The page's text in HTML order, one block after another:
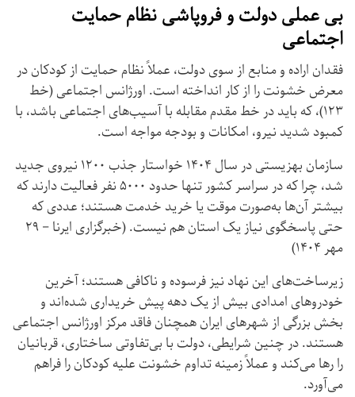
بی عملی دولت و فروپاشی نظام حمایت
اجتماعی
فقدان اراده و منابع از سوی دولت، عملاً نظام حمایت از کودکان در
معرض خشونت را از کار انداخته است. اورژانس اجتماعی (خط
۱۲۳)، که باید در خط مقدم مقابله با آسیب‌های اجتماعی باشد، با
کمبود شدید نیرو، امکانات و بودجه مواجه است.
سازمان بهزیستی در سال ۱۴۰۴ خواستار جذب ۱۲۰۰ نیروی جدید
شد، چرا که در سراسر کشور تنها حدود ۵۰۰۰ نفر فعالیت دارند که
بیشتر آن‌ها به‌صورت موقت یا خرید خدمت هستند؛ عددی که
حتی پاسخگوی نیاز یک استان هم نیست. (خبرگزاری ایرنا – ۲۹
مهر ۱۴۰۴)
زیرساخت‌های این نهاد نیز فرسوده و ناکافی هستند؛ آخرین
خودروهای امدادی بیش از یک دهه پیش خریداری شده‌اند و
بخش بزرگی از شهرهای ایران همچنان فاقد مرکز اورژانس اجتماعی
هستند. در چنین شرایطی، دولت با بی‌تفاوتی ساختاری، قربانیان
را رها می‌کند و عملاً زمینه تداوم خشونت علیه کودکان را فراهم
می‌آورد.